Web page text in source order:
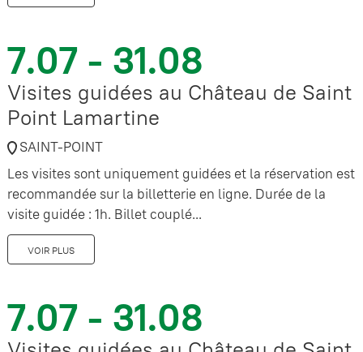
7.07 - 31.08
Visites guidées au Château de Saint
Point Lamartine
SAINT-POINT
Les visites sont uniquement guidées et la réservation est
recommandée sur la billetterie en ligne. Durée de la
visite guidée : 1h. Billet couplé...
VOIR PLUS
7.07 - 31.08